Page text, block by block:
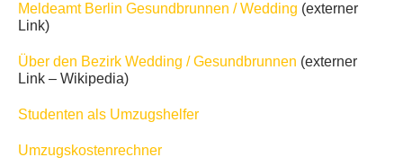
Meldeamt Berlin Gesundbrunnen / Wedding (externer
Link)
Über den Bezirk Wedding / Gesundbrunnen (externer
Link – Wikipedia)
Studenten als Umzugshelfer
Umzugskostenrechner